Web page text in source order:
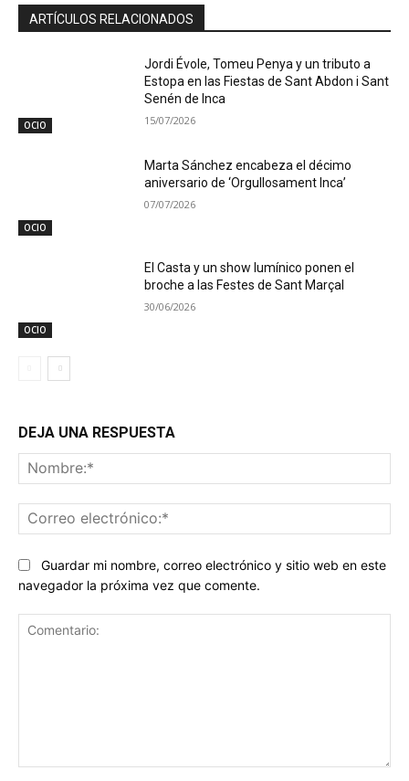
ARTÍCULOS RELACIONADOS
OCIO
Jordi Évole, Tomeu Penya y un tributo a
Estopa en las Fiestas de Sant Abdon i Sant
Senén de Inca
15/07/2026
OCIO
Marta Sánchez encabeza el décimo
aniversario de ‘Orgullosament Inca’
07/07/2026
OCIO
El Casta y un show lumínico ponen el
broche a las Festes de Sant Marçal
30/06/2026
DEJA UNA RESPUESTA
Guardar mi nombre, correo electrónico y sitio web en este
navegador la próxima vez que comente.